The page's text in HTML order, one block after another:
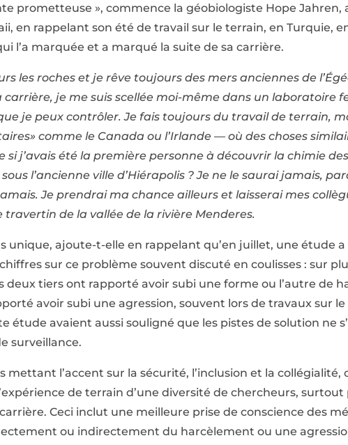
prometteuse », commence la géobiologiste Hope Jahren,
en rappelant son été de travail sur le terrain, en Turquie,
l’a marquée et a marqué la suite de sa carrière.
les roches et je rêve toujours des mers anciennes de
carrière, je me suis scellée moi-même dans un laboratoire
je peux contrôler. Je fais toujours du travail de terrain,
comme le Canada ou l’Irlande — où des choses
si j’avais été la première personne à découvrir la chimie
l’ancienne ville d’Hiérapolis ? Je ne le saurai jamais,
Je prendrai ma chance ailleurs et laisserai mes
travertin de la vallée de la rivière Menderes.
unique, ajoute-t-elle en rappelant qu’en juillet, une étude
sur ce problème souvent discuté en coulisses : sur
deux tiers ont rapporté avoir subi une forme ou l’autre de
avoir subi une agression, souvent lors de travaux sur
étude avaient aussi souligné que les pistes de solution ne
surveillance.
mettant l’accent sur la sécurité, l’inclusion et la collégialité,
de terrain d’une diversité de chercheurs,
Ceci inclut une meilleure prise de conscience des
ou indirectement du harcèlement ou une